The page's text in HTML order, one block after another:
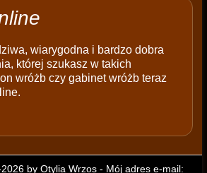
wiarygodna i bardzo dobra
której szukasz w takich
wróżb czy gabinet wróżb teraz
by Otylia Wrzos - Mój adres e-mail: